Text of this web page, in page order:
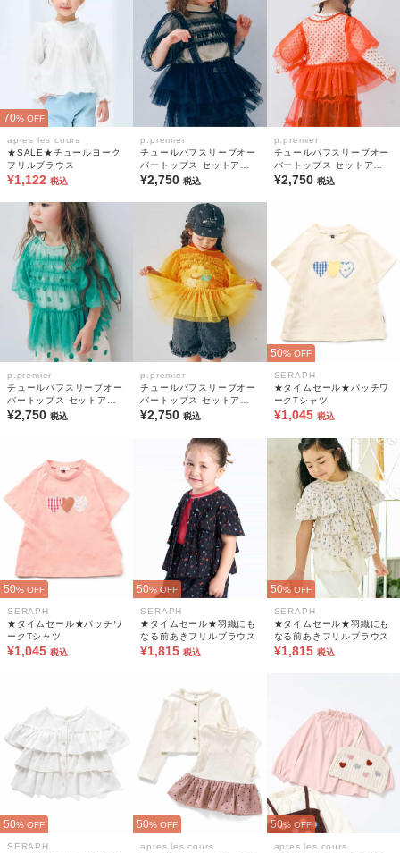
70% OFF
apres les cours
★SALE★チュールヨーク
フリルブラウス
¥1,122 税込
p.premier
チュールパフスリーブオー
バートップス セットアッ
プ可
¥2,750税込
p.premier
チュールパフスリーブオー
バートップス セットアッ
プ可
¥2,750 税込
p.premier
チュールパフスリーブオー
バートップス セットアッ
プ可
¥2,750 税込
p.premier
チュールパフスリーブオー
バートップス セットアッ
プ可
¥2,750税込
50% OFF
SERAPH
★タイムセール★パッチワ
ークTシャツ
¥1,045 税込
50% OFF
SERAPH
★タイムセール★パッチワ
ークTシャツ
¥1,045 税込
50% OFF
SERAPH
★タイムセール★羽織にも
なる前あきフリルブラウス
¥1,815 税込
50% OFF
SERAPH
★タイムセール★羽織にも
なる前あきフリルブラウス
¥1,815 税込
50% OFF
SERAPH
50% OFF
apres les cours
50% OFF
apres les cours